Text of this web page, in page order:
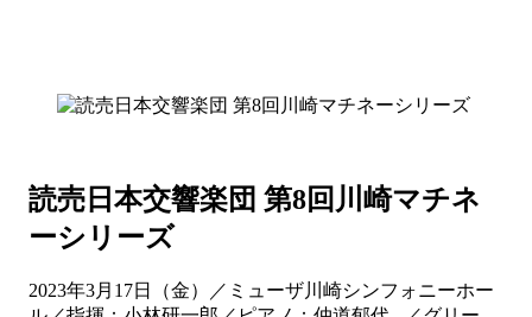
読売日本交響楽団 第8回川崎マチネ
ーシリーズ
2023年3月17日（金）／ミューザ川崎シンフォニーホー